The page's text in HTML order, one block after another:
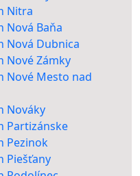
Nitra
Nová Baňa
Nová Dubnica
Nové Zámky
Nové Mesto nad
Nováky
Partizánske
Pezinok
Piešťany